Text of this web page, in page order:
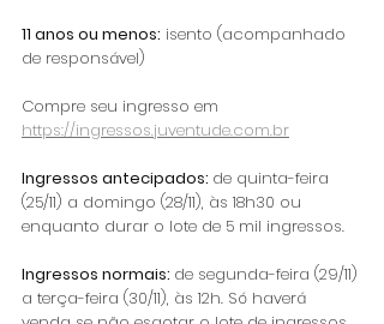
11 anos ou menos: isento (acompanhado
de responsável)
Compre seu ingresso em
https://ingressos.juventude.com.br
Ingressos antecipados: de quinta-feira
(25/11) a domingo (28/11), às 18h30 ou
enquanto durar o lote de 5 mil ingressos.
Ingressos normais: de segunda-feira (29/11)
a terça-feira (30/11), às 12h. Só haverá